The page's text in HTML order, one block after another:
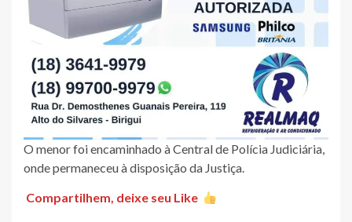
O menor foi encaminhado à Central de Polícia Judiciária,
onde permaneceu à disposição da Justiça.
Compartilhem, deixe seu Like